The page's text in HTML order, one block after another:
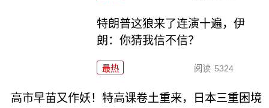
特朗普这狼来了连演十遍，伊
朗：你猜我信不信？
最热 阅读 5324
高市早苗又作妖！特高课卷土重来，日本三重困境